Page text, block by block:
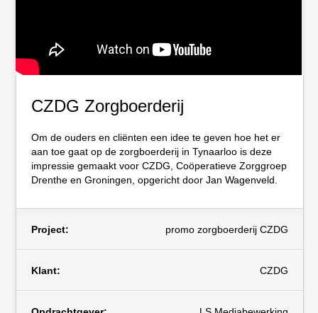
CZDG Zorgboerderij
Om de ouders en cliënten een idee te geven hoe het er
aan toe gaat op de zorgboerderij in Tynaarloo is deze
impressie gemaakt voor CZDG, Coöperatieve Zorggroep
Drenthe en Groningen, opgericht door Jan Wagenveld.
Project: promo zorgboerderij CZDG
Klant: CZDG